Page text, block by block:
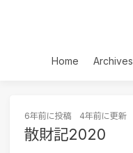
Home Archives
6年前に投稿 4年前に更新
散財記2020